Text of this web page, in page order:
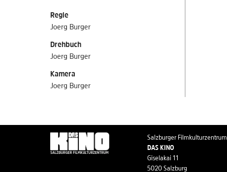
Regie
Joerg Burger
Drehbuch
Joerg Burger
Kamera
Joerg Burger
Salzburger Filmkulturzentrum
DAS KINO
Giselakai 11
5020 Salzburg